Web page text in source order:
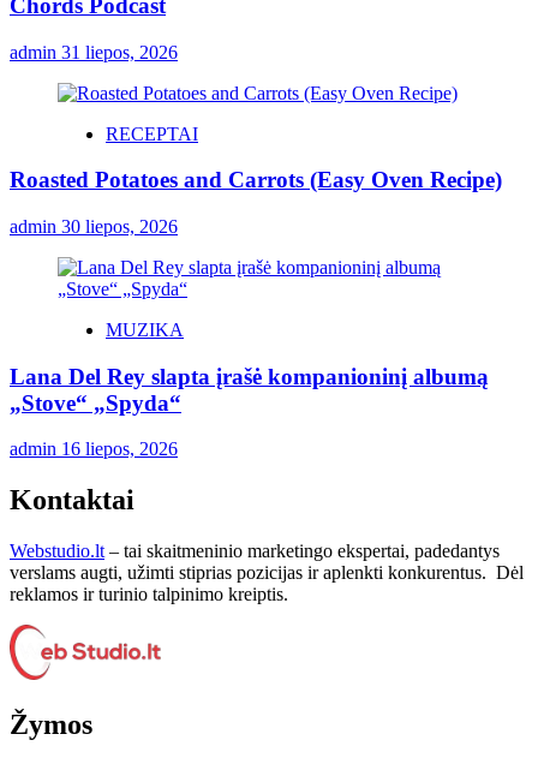
Chords Podcast
admin 31 liepos, 2026
RECEPTAI
Roasted Potatoes and Carrots (Easy Oven Recipe)
admin 30 liepos, 2026
MUZIKA
Lana Del Rey slapta įrašė kompanioninį albumą
„Stove“ „Spyda“
admin 16 liepos, 2026
Kontaktai
Webstudio.lt – tai skaitmeninio marketingo ekspertai, padedantys
verslams augti, užimti stiprias pozicijas ir aplenkti konkurentus. Dėl
reklamos ir turinio talpinimo kreiptis.
Žymos